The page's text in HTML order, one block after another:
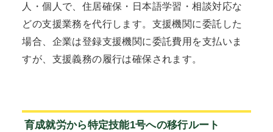
人・個人で、住居確保・日本語学習・相談対応な
どの支援業務を代行します。支援機関に委託した
場合、企業は登録支援機関に委託費用を支払いま
すが、支援義務の履行は確保されます。
育成就労から特定技能1号への移行ルート